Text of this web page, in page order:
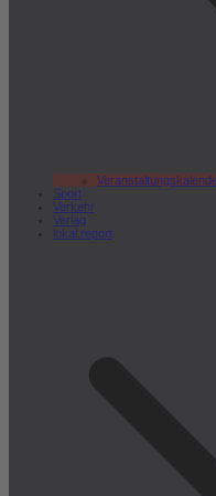
Sport
Verkehr
Verlag
lokal.report